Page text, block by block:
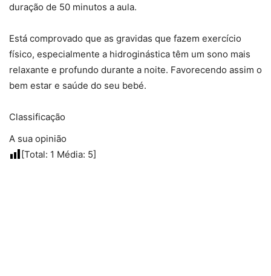
duração de 50 minutos a aula.
Está comprovado que as gravidas que fazem exercício
físico, especialmente a hidroginástica têm um sono mais
relaxante e profundo durante a noite. Favorecendo assim o
bem estar e saúde do seu bebé.
Classificação
A sua opinião
[Total: 1 Média: 5]